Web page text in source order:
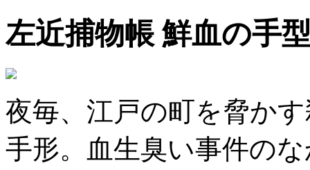
左近捕物帳 鮮血の手
夜毎、江戸の町を脅か
手形。血生臭い事件の